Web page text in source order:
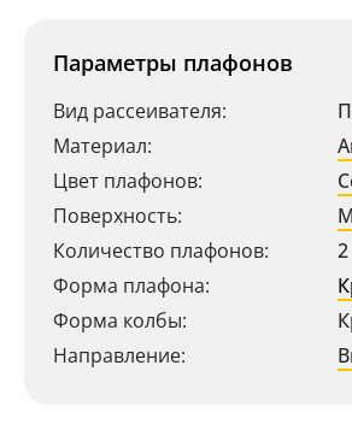
Параметры плафонов
Вид рассеивателя:
Материал:
Цвет плафонов:
Поверхность:
Количество плафонов:
2
Форма плафона:
Форма колбы:
Направление: